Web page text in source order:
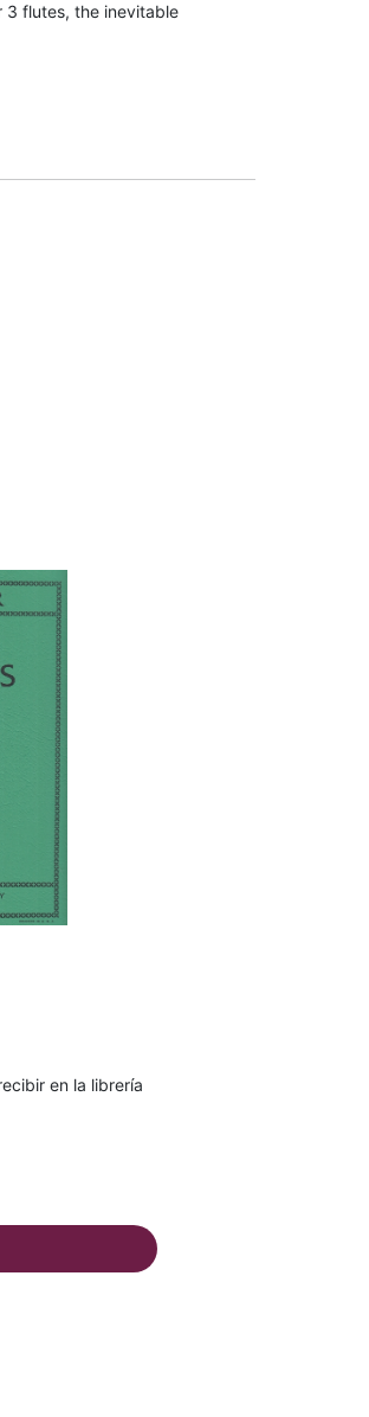
3 flutes, the inevitable
en la librería